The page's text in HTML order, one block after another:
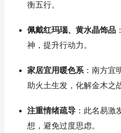
衡五行。
佩戴红玛瑙、黄水晶饰品
神，提升行动力。
家居宜用暖色系：南方宜
助火土生发，化解金木之
注重情绪疏导：此名易激
想，避免过度思虑。